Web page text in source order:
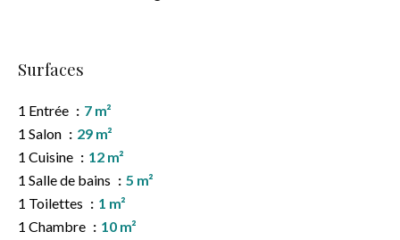
Surfaces
1 Entrée
7 m²
1 Salon
29 m²
1 Cuisine
12 m²
1 Salle de bains
5 m²
1 Toilettes
1 m²
1 Chambre
10 m²